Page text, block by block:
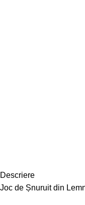
Descriere
Joc de Șnuruit din